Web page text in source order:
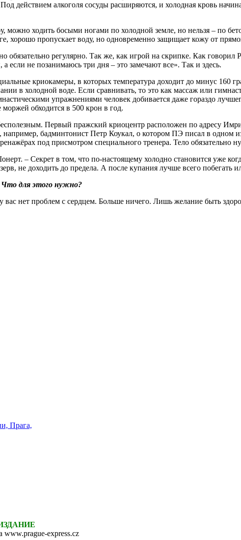
действием алкоголя сосуды расширяются, и холодная кровь
ходить босыми ногами по холодной земле, но нельзя – по
хорошо пропускает воду, но одновременно защищает кожу от
обязательно регулярно. Так же, как игрой на скрипке. Как
если не позанимаюсь три дня – это замечают все». Так и здесь.
криокамеры, в которых температура доходит до минус 160
в холодной воде. Если сравнивать, то это как массаж или
упражнениями человек добивается даже гораздо
моржей обходится в 500 крон в год.
Первый пражский криоцентр расположен по адресу
бадминтонист Петр Коукал, о котором ПЭ писал в одном
под присмотром специального тренера. Тело обязательно
– Секрет в том, что по-настоящему холодно становится уже
не доходить до предела. А после купания лучше всего побегать
Что для этого нужно?
нет проблем с сердцем. Больше ничего. Лишь желание быть
www.prague-express.cz